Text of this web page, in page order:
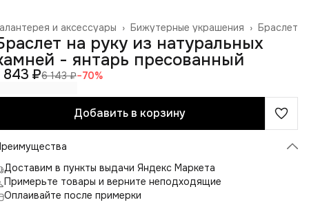
Браслет
Бижутерные украшения ›
и аксессуары ›
›
на руку из натуральных
- янтарь пресованный
843 ₽6 143 ₽−70%
Добавить в корзину
Доставим в пункты выдачи Яндекс Маркета
Примерьте товары и верните неподходящие
Оплаивайте после примерки